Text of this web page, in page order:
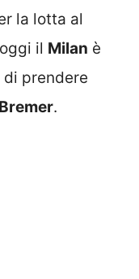
la lotta al
il Milan è
prendere
Bremer.